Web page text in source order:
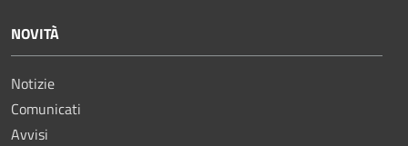
NOVITÀ
Notizie
Comunicati
Avvisi